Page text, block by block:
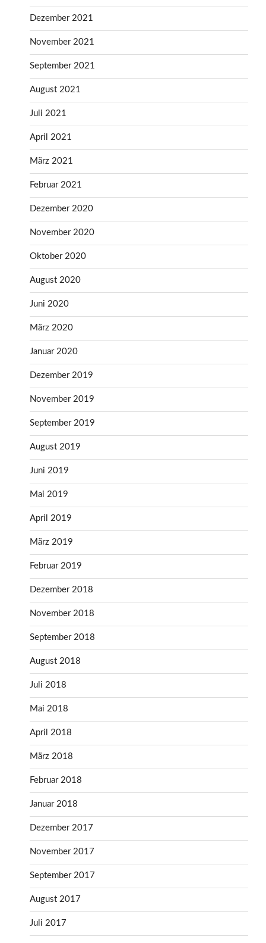
Dezember 2021
November 2021
September 2021
August 2021
Juli 2021
April 2021
März 2021
Februar 2021
Dezember 2020
November 2020
Oktober 2020
August 2020
Juni 2020
März 2020
Januar 2020
Dezember 2019
November 2019
September 2019
August 2019
Juni 2019
Mai 2019
April 2019
März 2019
Februar 2019
Dezember 2018
November 2018
September 2018
August 2018
Juli 2018
Mai 2018
April 2018
März 2018
Februar 2018
Januar 2018
Dezember 2017
November 2017
September 2017
August 2017
Juli 2017